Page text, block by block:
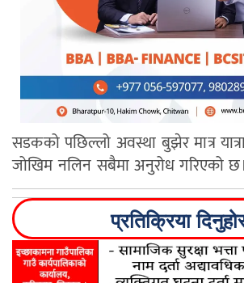
सडकको पछिल्लो अवस्था बुझेर मात्र
जोखिम नलिन सबैमा अनुरोध गरिएको छ।
प्रतिक्रिया